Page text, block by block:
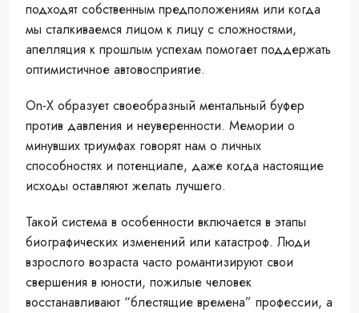
подходят собственным предположениям или когда
мы сталкиваемся лицом к лицу с сложностями,
апелляция к прошлым успехам помогает поддержать
оптимистичное автовосприятие.
On-X образует своеобразный ментальный буфер
против давления и неуверенности. Мемории о
минувших триумфах говорят нам о личных
способностях и потенциале, даже когда настоящие
исходы оставляют желать лучшего.
Такой система в особенности включается в этапы
биографических изменений или катастроф. Люди
взрослого возраста часто романтизируют свои
свершения в юности, пожилые человек
восстанавливают “блестящие времена” профессии, а